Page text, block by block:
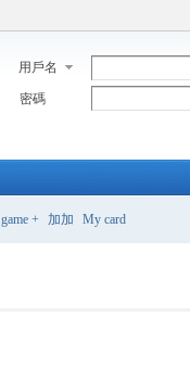
用戶名
密碼
game + 加加 My card